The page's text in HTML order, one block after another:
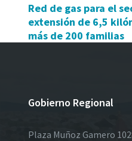
Red de gas para el
extensión de 6,5
más de 200 familias
Gobierno Regional
Plaza Muñoz Gamero